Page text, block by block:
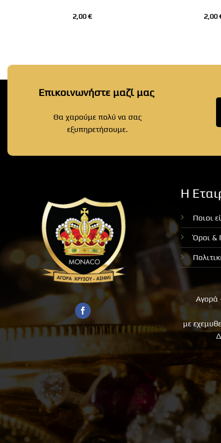
2,00€ 2,00
Επικοινωνήστε μαζί μας
Θα χαρούμε πολύ να σας
εξυπηρετήσουμε.
Η
Ποιοι
Όροι &
Αγορά
με